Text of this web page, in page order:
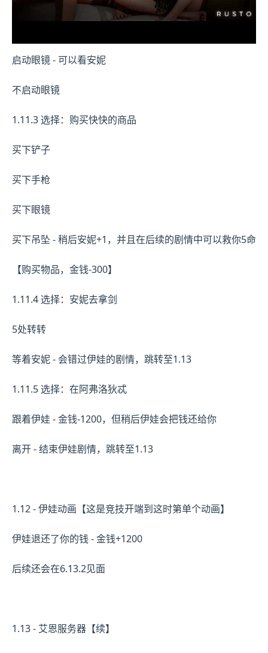
启动眼镜 - 可以看安妮
不启动眼镜
1.11.3 选择：购买快快的商品
买下铲子
买下手枪
买下眼镜
买下吊坠 - 稍后安妮+1，并且在后续的剧情中可以救你5命
【购买物品，金钱-300】
1.11.4 选择：安妮去拿剑
5处转转
等着安妮 - 会错过伊娃的剧情，跳转至1.13
1.11.5 选择：在阿弗洛狄忒
跟着伊娃 - 金钱-1200，但稍后伊娃会把钱还给你
离开 - 结束伊娃剧情，跳转至1.13
1.12 - 伊娃动画【这是竞技开端到这时第单个动画】
伊娃退还了你的钱 - 金钱+1200
后续还会在6.13.2见面
1.13 - 艾恩服务器【续】